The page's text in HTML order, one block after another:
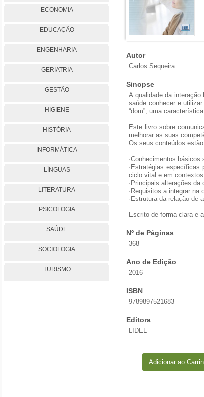
ECONOMIA
EDUCAÇÃO
ENGENHARIA
GERIATRIA
GESTÃO
HIGIENE
HISTÓRIA
INFORMÁTICA
LÍNGUAS
LITERATURA
PSICOLOGIA
SAÚDE
SOCIOLOGIA
TURISMO
Autor
Carlos Sequeira
Sinopse
A qualidade da
saúde conhecer e
“dom”, uma
Este livro sobre
melhorar as suas
Os seus conteúdos
·Conhecimentos básicos
·Estratégias específicas
ciclo vital e em
·Principais alterações da
·Requisitos a integrar na
·Estrutura da relação de
Escrito de forma clara e
Nº de Páginas
368
Ano de Edição
2016
ISBN
9789897521683
Editora
LIDEL
Adicionar ao